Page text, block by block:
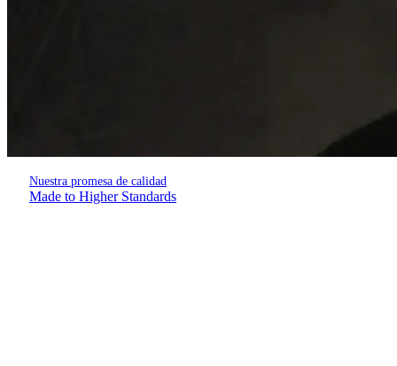
Nuestra promesa de calidad
Made to Higher Standards